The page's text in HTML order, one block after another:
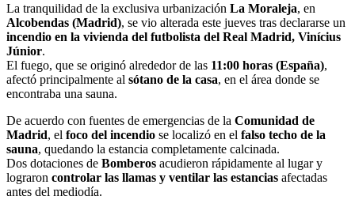
La tranquilidad de la exclusiva urbanización La Moraleja, en
Alcobendas (Madrid), se vio alterada este jueves tras declararse un
incendio en la vivienda del futbolista del Real Madrid, Vinícius
Júnior.
El fuego, que se originó alrededor de las 11:00 horas (España),
afectó principalmente al sótano de la casa, en el área donde se
encontraba una sauna.
De acuerdo con fuentes de emergencias de la Comunidad de
Madrid, el foco del incendio se localizó en el falso techo de la
sauna, quedando la estancia completamente calcinada.
Dos dotaciones de Bomberos acudieron rápidamente al lugar y
lograron controlar las llamas y ventilar las estancias afectadas
antes del mediodía.